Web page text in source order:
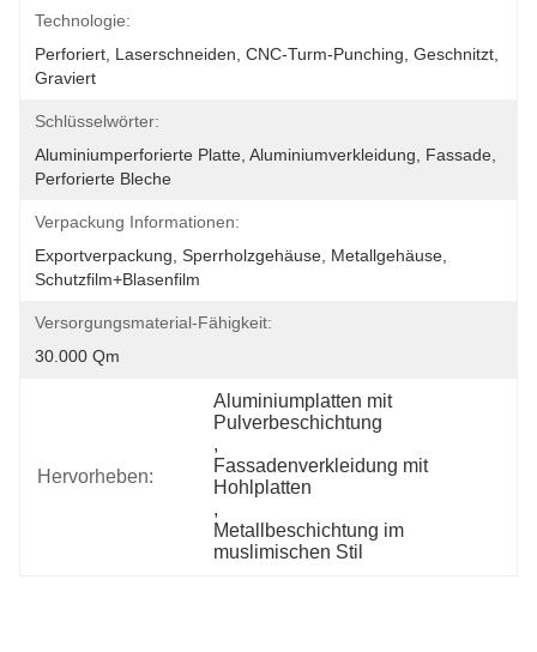
Technologie:
Perforiert, Laserschneiden, CNC-Turm-Punching, Geschnitzt,
Graviert
Schlüsselwörter:
Aluminiumperforierte Platte, Aluminiumverkleidung, Fassade,
Perforierte Bleche
Verpackung Informationen:
Exportverpackung, Sperrholzgehäuse, Metallgehäuse,
Schutzfilm+Blasenfilm
Versorgungsmaterial-Fähigkeit:
30.000 Qm
Hervorheben:
Aluminiumplatten mit
Pulverbeschichtung
,
Fassadenverkleidung mit
Hohlplatten
,
Metallbeschichtung im
muslimischen Stil